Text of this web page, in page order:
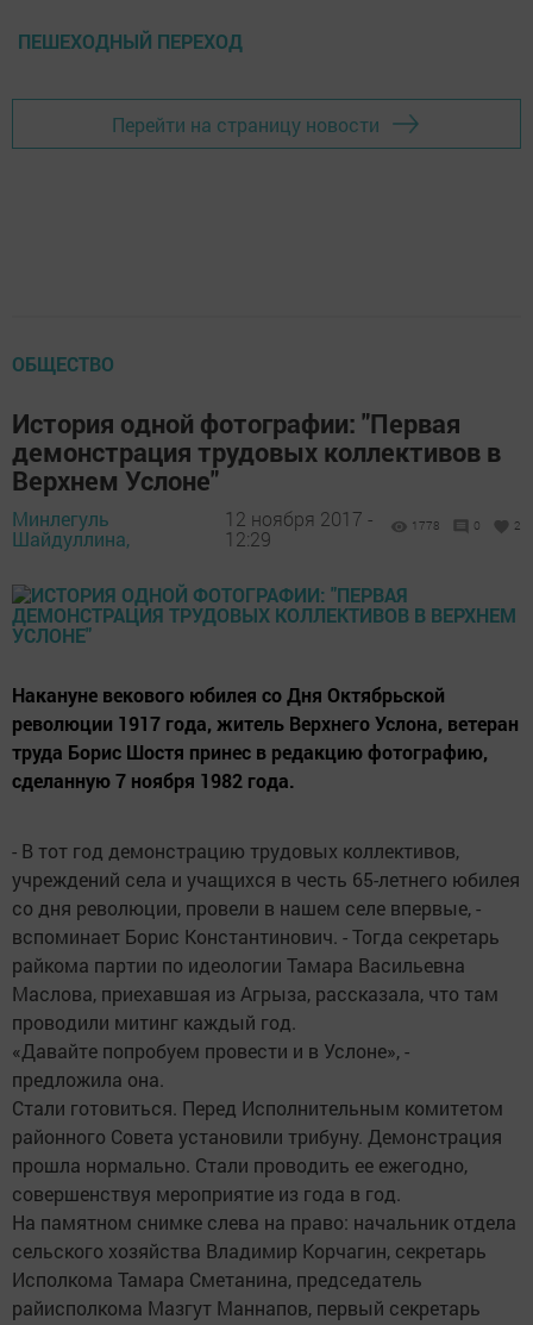
ПЕШЕХОДНЫЙ ПЕРЕХОД
Перейти на страницу новости
ОБЩЕСТВО
История одной фотографии: "Первая
демонстрация трудовых коллективов в
Верхнем Услоне"
Минлегуль
Шайдуллина,
12 ноября 2017 -
12:29
1778 0 2
Накануне векового юбилея со Дня Октябрьской
революции 1917 года, житель Верхнего Услона, ветеран
труда Борис Шостя принес в редакцию фотографию,
сделанную 7 ноября 1982 года.
- В тот год демонстрацию трудовых коллективов,
учреждений села и учащихся в честь 65-летнего юбилея
со дня революции, провели в нашем селе впервые, -
вспоминает Борис Константинович. - Тогда секретарь
райкома партии по идеологии Тамара Васильевна
Маслова, приехавшая из Агрыза, рассказала, что там
проводили митинг каждый год.
«Давайте попробуем провести и в Услоне», -
предложила она.
Стали готовиться. Перед Исполнительным комитетом
районного Совета установили трибуну. Демонстрация
прошла нормально. Стали проводить ее ежегодно,
совершенствуя мероприятие из года в год.
На памятном снимке слева на право: начальник отдела
сельского хозяйства Владимир Корчагин, секретарь
Исполкома Тамара Сметанина, председатель
райисполкома Мазгут Маннапов, первый секретарь